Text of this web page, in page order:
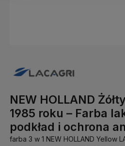
NEW HOLLAND
1985 roku – Farba
podkład i ochrona
farba 3 w 1 NEW HOLLAND Yellow